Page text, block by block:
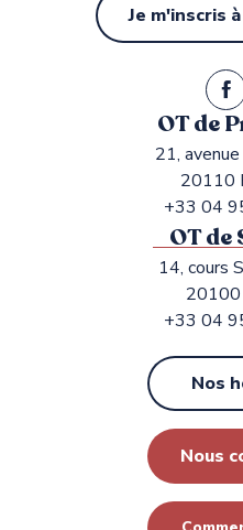
Je m'inscris
OT de
21,
20110
+33 04
OT de
14, cours
20100
+33 04
Nos
Nous